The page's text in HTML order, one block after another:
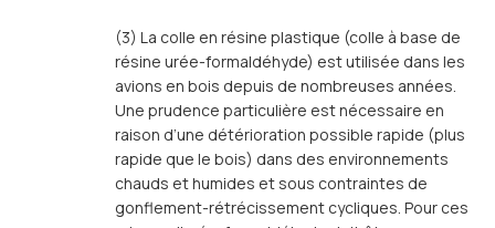
(3) La colle en résine plastique (colle à base de
résine urée-formaldéhyde) est utilisée dans les
avions en bois depuis de nombreuses années.
Une prudence particulière est nécessaire en
raison d’une détérioration possible rapide (plus
rapide que le bois) dans des environnements
chauds et humides et sous contraintes de
gonflement-rétrécissement cycliques. Pour ces